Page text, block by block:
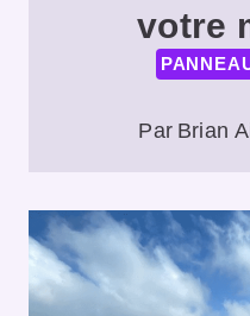
votre
Par Brian